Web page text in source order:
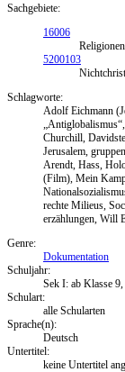
Sachgebiete:
16006
5200103
Schlagworte:
Adolf Eichmann
Churchill,
Jerusalem,
Arendt, Hass,
(Film), Mein
rechte Milieus,
erzählungen, Will
Genre:
Dokumentation
Schuljahr:
Sek I: ab Klasse
Schulart:
alle Schularten
Sprache(n):
Deutsch
Untertitel:
keine Untertitel